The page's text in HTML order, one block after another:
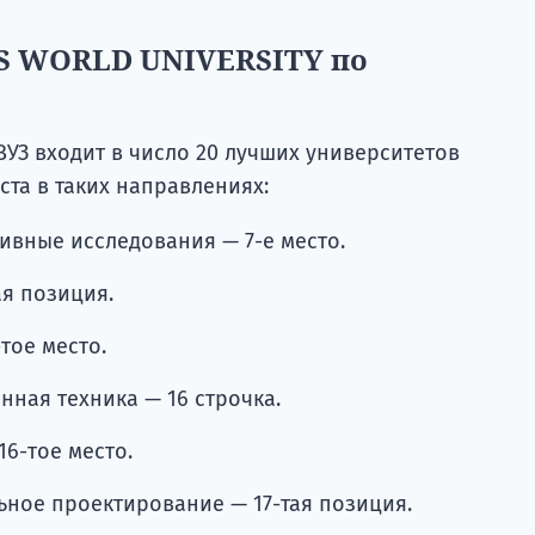
WORLD UNIVERSITY по
входит в число 20 лучших университетов
в таких направлениях:
исследования — 7-е место.
позиция.
место.
техника — 16 строчка.
тое место.
проектирование — 17-тая позиция.